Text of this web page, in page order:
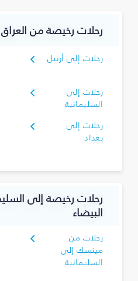
رحلات رخيصة من العراق
رحلات إلى أربيل
رحلات إلى
السليمانية‎
رحلات إلى
بغداد
البيضاء
رحلات من
مينسك إلى
السليمانية‎